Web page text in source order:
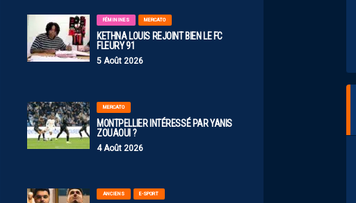
FÉMININES MERCATO
KETHNA LOUIS REJOINT BIEN LE FC
FLEURY 91
5 Août 2026
MERCATO
MONTPELLIER INTÉRESSÉ PAR YANIS
ZOUAOUI ?
4 Août 2026
ANCIENS E-SPORT